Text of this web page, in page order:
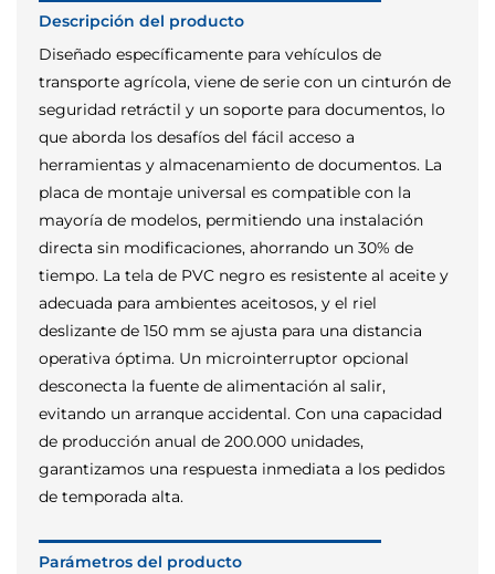
Descripción del producto
Diseñado específicamente para vehículos de
transporte agrícola, viene de serie con un cinturón de
seguridad retráctil y un soporte para documentos, lo
que aborda los desafíos del fácil acceso a
herramientas y almacenamiento de documentos. La
placa de montaje universal es compatible con la
mayoría de modelos, permitiendo una instalación
directa sin modificaciones, ahorrando un 30% de
tiempo. La tela de PVC negro es resistente al aceite y
adecuada para ambientes aceitosos, y el riel
deslizante de 150 mm se ajusta para una distancia
operativa óptima. Un microinterruptor opcional
desconecta la fuente de alimentación al salir,
evitando un arranque accidental. Con una capacidad
de producción anual de 200.000 unidades,
garantizamos una respuesta inmediata a los pedidos
de temporada alta.
Parámetros del producto